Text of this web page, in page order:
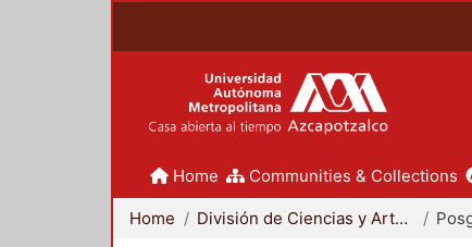
Home Communities & Collections
Home División de Ciencias y Artes para el Diseño